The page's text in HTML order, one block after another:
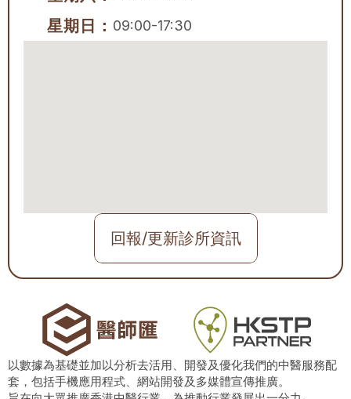
星期日： 09:00-17:30
回報/更新診所資訊
以數據為基礎並加以分析去活用、開發及優化我們的中醫服務配
套，包括手機應用程式、網站開發及多媒體宣傳推廣。